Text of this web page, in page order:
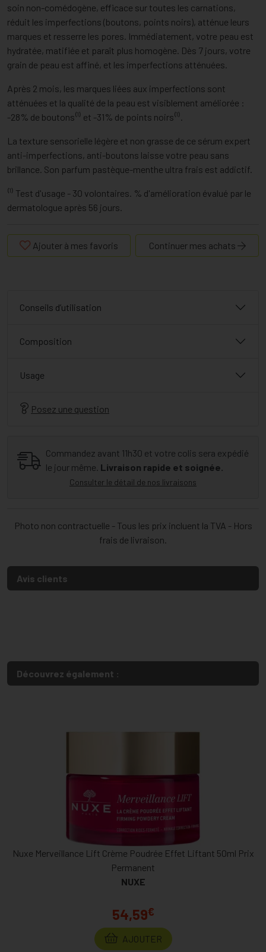
soin non-comédogène, efficace sur toutes les carnations,
réduit les imperfections (boutons, points noirs), atténue leurs
marques et resserre les pores. Immédiatement, votre peau est
hydratée, matifiée et paraît plus homogène. Dès 7 jours, votre
grain de peau est affiné, et les imperfections atténuées.
Après 2 mois, les marques liées aux imperfections sont
atténuées et la qualité de la peau est visiblement améliorée :
-28% de boutons⁽¹⁾ et -31% de points noirs⁽¹⁾.
La texture sensorielle légère et non grasse de ce sérum expert
anti-imperfections, anti-boutons laisse votre peau sans
brillance. Son parfum pastèque-menthe ultra frais est addictif.
⁽¹⁾ Test d'usage - 30 volontaires. % d'amélioration évalué par le
dermatologue après 56 jours.
Ajouter à mes favoris Continuer mes achats
Conseils d’utilisation
Composition
Usage
Posez une question
Commandez avant 11h30 et votre colis sera expédié
le jour même. Livraison rapide et soignée.
Consulter le détail de nos livraisons
Photo non contractuelle - Tous les prix incluent la TVA - Hors
frais de livraison.
Avis clients
Découvrez également :
Nuxe Merveillance Lift Crème Poudrée Effet Liftant 50ml Prix
Permanent
NUXE
54,59€
AJOUTER